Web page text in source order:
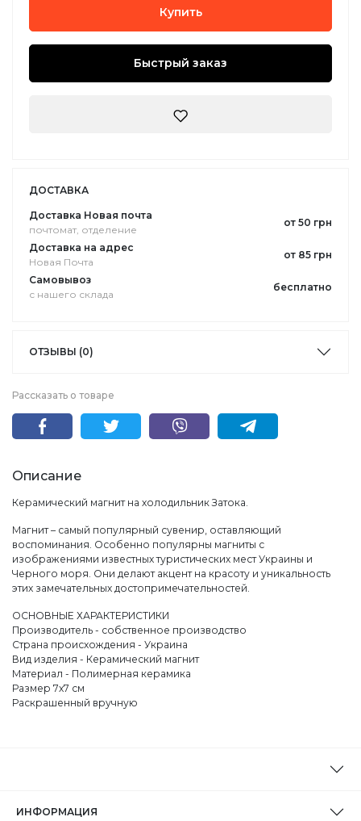
Купить
Быстрый заказ
ДОСТАВКА
Доставка Новая почта
почтомат, отделение
от 50 грн
Доставка на адрес
Новая Почта
от 85 грн
Самовывоз
с нашего склада
бесплатно
ОТЗЫВЫ (0)
Рассказать о товаре
Описание
Керамический магнит на холодильник Затока.
Магнит – самый популярный сувенир, оставляющий
воспоминания. Особенно популярны магниты с
изображениями известных туристических мест Украины и
Черного моря. Они делают акцент на красоту и уникальность
этих замечательных достопримечательностей.
ОСНОВНЫЕ ХАРАКТЕРИСТИКИ
Производитель - собственное производство
Страна происхождения - Украина
Вид изделия - Керамический магнит
Материал - Полимерная керамика
Размер 7х7 см
Раскрашенный вручную
ИНФОРМАЦИЯ